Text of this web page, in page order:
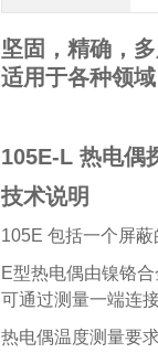
坚固，精确，
适用于各种领域
105E-L 热电偶
技术说明
105E 包括一个屏
E型热电偶由镍铬
可通过测量一端连
热电偶温度测量要